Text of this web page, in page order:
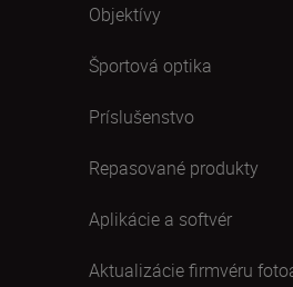
Objektívy
Športová optika
Príslušenstvo
Repasované produkty
Aplikácie a softvér
Aktualizácie firmvéru